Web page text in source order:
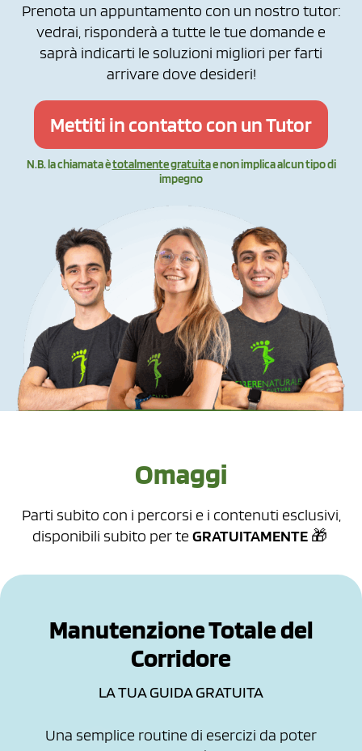
Prenota un appuntamento con un nostro tutor:
vedrai, risponderà a tutte le tue domande e
saprà indicarti le soluzioni migliori per farti
arrivare dove desideri!
Mettiti in contatto con un Tutor
N.B. la chiamata ètotalmente gratuitae non implica alcun tipo di
impegno
Omaggi
Parti subito con i percorsi e i contenuti esclusivi,
disponibili subito per te GRATUITAMENTE🎁
Manutenzione Totale del
Corridore
LA TUA GUIDA GRATUITA
Una semplice routine di esercizi da poter